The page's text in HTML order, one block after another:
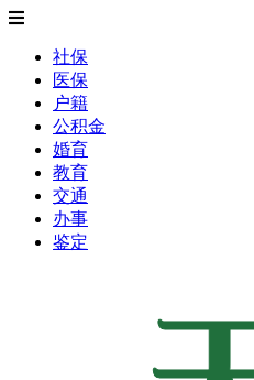
社保
医保
户籍
公积金
婚育
教育
交通
办事
鉴定